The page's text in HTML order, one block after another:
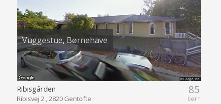
Vuggestue, Børnehave
85
børn
Ribisgården
Ribisvej 2 , 2820 Gentofte